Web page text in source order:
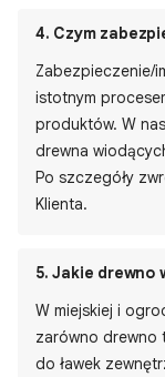
4. Czym
Zabezpieczenie/
istotnym
produktów. W
drewna
Po szczegóły
Klienta.
5. Jakie drewno
W miejskiej i
zarówno drewno
do ławek